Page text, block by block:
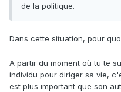
de la politique.
Dans cette situation, pour
A partir du moment où tu te
individu pour diriger sa vie,
est plus important que son